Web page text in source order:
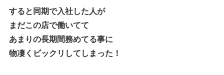
すると同期で入社した人が
まだこの店で働いてて
あまりの長期間務めてる事に
物凄くビックリしてしまった！